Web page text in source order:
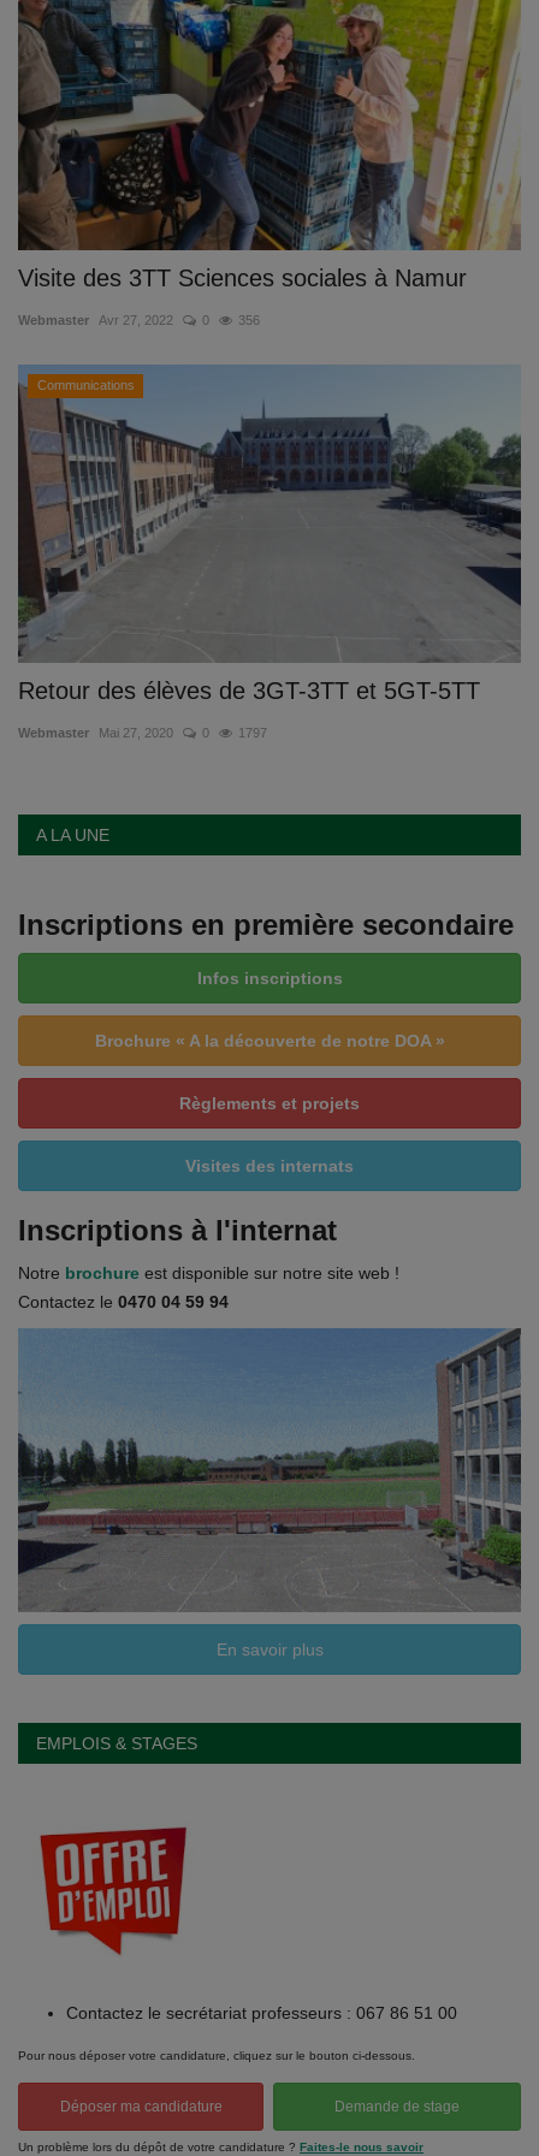
Documents
Services
Contacts
Visite des 3TT Sciences sociales à Namur
Webmaster Avr 27, 2022 0 356
Communications
Retour des élèves de 3GT-3TT et 5GT-5TT
Webmaster Mai 27, 2020 0 1797
A LA UNE
Inscriptions en première secondaire
Infos inscriptions
Brochure « A la découverte de notre DOA »
Règlements et projets
Visites des internats
Inscriptions à l'internat
Notre brochure est disponible sur notre site web !
Contactez le 0470 04 59 94
En savoir plus
EMPLOIS & STAGES
Contactez le secrétariat professeurs : 067 86 51 00
Pour nous déposer votre candidature, cliquez sur le bouton ci-dessous.
Déposer ma candidature Demande de stage
Un problème lors du dépôt de votre candidature ? Faites-le nous savoir